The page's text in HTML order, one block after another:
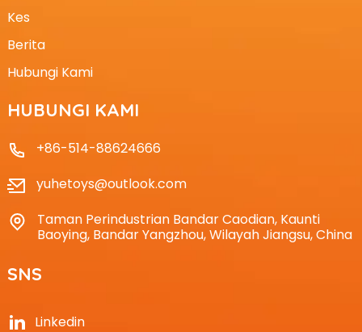
Kes
Berita
Hubungi Kami
HUBUNGI KAMI
+86-514-88624666
yuhetoys@outlook.com
Taman Perindustrian Bandar Caodian, Kaunti
Baoying, Bandar Yangzhou, Wilayah Jiangsu, China
SNS
Linkedin